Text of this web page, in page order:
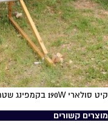
קיט סולארי 190W בקמפינג שטח
מוצרים קשורים